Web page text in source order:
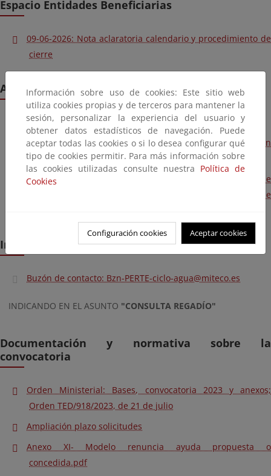
Espacio Entidades Beneficiarias
09-06-2026: Nota aclaratoria calendario y procedimiento de
cierre
Acceso a su zona personal en la sede electrónica
Sede electrónica PERTE regadío
Guía para el acceso a mi zona personal y notificaciones en
la sede electrónica
Nueva versión: Guía del procedimiento de solicitud de
ayudas en Sede electrónica PERTE regadío (fecha de
Información y contacto
Buzón de contacto: Bzn-PERTE-ciclo-agua@miteco.es
INDICANDO EN EL ASUNTO "CONSULTA REGADÍO"
Documentación y normativa sobre la
convocatoria
Orden Ministerial: Bases, convocatoria 2023 y anexos;
Orden TED/918/2023, de 21 de julio
Ampliación plazo solicitudes
Anexo XI- Modelo renuncia ayuda propuesta o
concedida.pdf
Información sobre uso de cookies: Este sitio web
utiliza cookies propias y de terceros para mantener la
sesión, personalizar la experiencia del usuario y
obtener datos estadísticos de navegación. Puede
aceptar todas las cookies o si lo desea configurar qué
tipo de cookies permitir. Para más información sobre
las cookies utilizadas consulte nuestra Política de
Cookies
Configuración cookies Aceptar cookies